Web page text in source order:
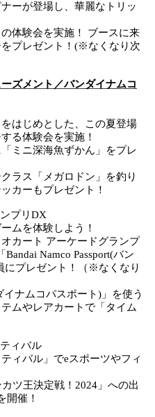
ーが登場し、華麗なトリッ
体験会を実施！ ブースに来
プレゼント！(※なくなり次
ズメント／バンダイナムコ
はじめとした、この夏登場
る体験会を実施！
ミニ深海魚ずかん」をプレ
ラス「メガロドン」を釣り
カーもプレゼント！
プリDX
ムを体験しよう！
カート アーケードグランプ
Namco Passport(バン
にプレゼント！（※なくなり
イナムコパスポート)」を使う
ムやレアカートで「タイム
ィバル
ィバル」でeスポーツやフィ
ツ王決定戦！2024」への出
開催！